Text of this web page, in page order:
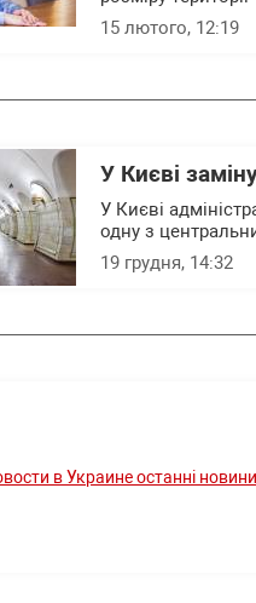
15 лютого, 12:19
У Києві
У Києві
одну з
19 грудня, 14:32